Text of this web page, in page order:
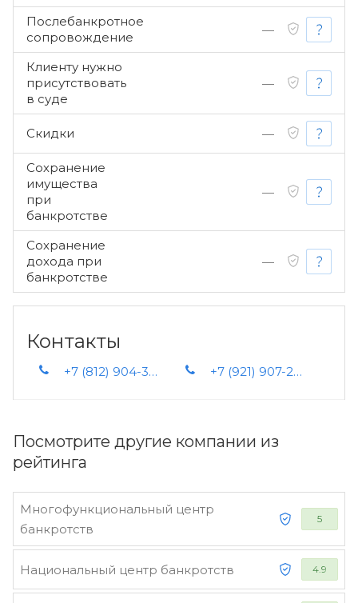
Посмотрите другие компании из
рейтинга
Многофункциональный центр
банкротств
5
Национальный центр банкротств 4.9
Послебанкротное
сопровождение
—
Клиенту нужно
присутствовать
в суде
—
Скидки —
Сохранение
имущества
при
банкротстве
—
Сохранение
дохода при
банкротстве
—
Контакты
+7 (812) 904-34-26 +7 (921) 907-23-92